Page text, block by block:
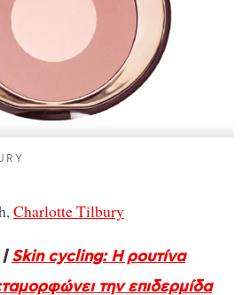
Charlotte Tilbury
|Skin cycling: Η ρουτίνα
την επιδερμίδα